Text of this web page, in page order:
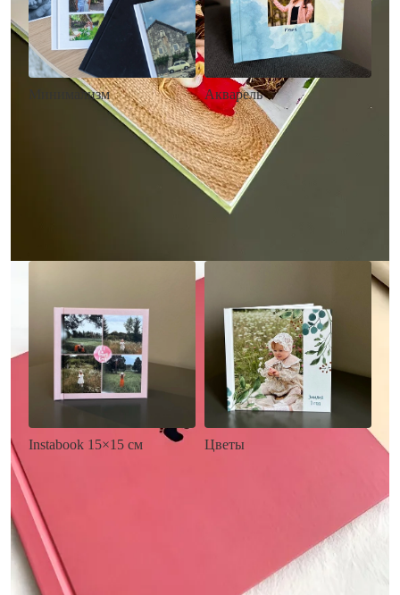
Минимализм
• Загрузка фото и текста
Акварель
• Декор в стиле
акварельных красок
• Выбор цвета фона
• Загрузка фото и текста
Заказать
Instabook 15×15 см
• Выбор цвета фона
• Загрузка фото и текста
Заказать
Цветы